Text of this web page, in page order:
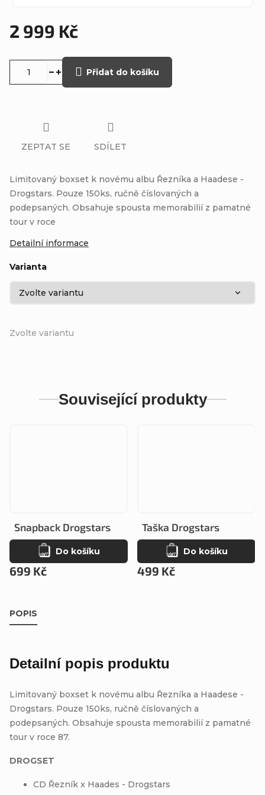
2 999 Kč
Zvolte variantu
Varianta
Přidat do košíku
Limitovaný boxset k novému albu Řezníka a Haadese -
Drogstars. Pouze 150ks, ručně číslovaných a
podepsaných. Obsahuje spousta memorabilií z pamatné
tour v roce
Detailní informace
ZEPTAT SE SDÍLET
Související produkty
Snapback Drogstars
699 Kč
Do košíku
Taška Drogstars
499 Kč
Do košíku
POPIS
Detailní popis produktu
Limitovaný boxset k novému albu Řezníka a Haadese -
Drogstars. Pouze 150ks, ručně číslovaných a
podepsaných. Obsahuje spousta memorabilií z pamatné
tour v roce 87.
DROGSET
CD Řezník x Haades - Drogstars